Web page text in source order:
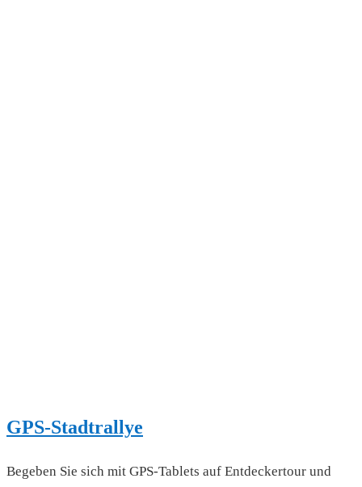
GPS-Stadtrallye
Begeben Sie sich mit GPS-Tablets auf Entdeckertour und